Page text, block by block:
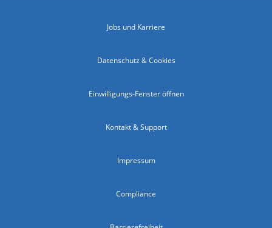
Jobs und Karriere
Datenschutz & Cookies
Einwilligungs-Fenster öffnen
Kontakt & Support
Impressum
Compliance